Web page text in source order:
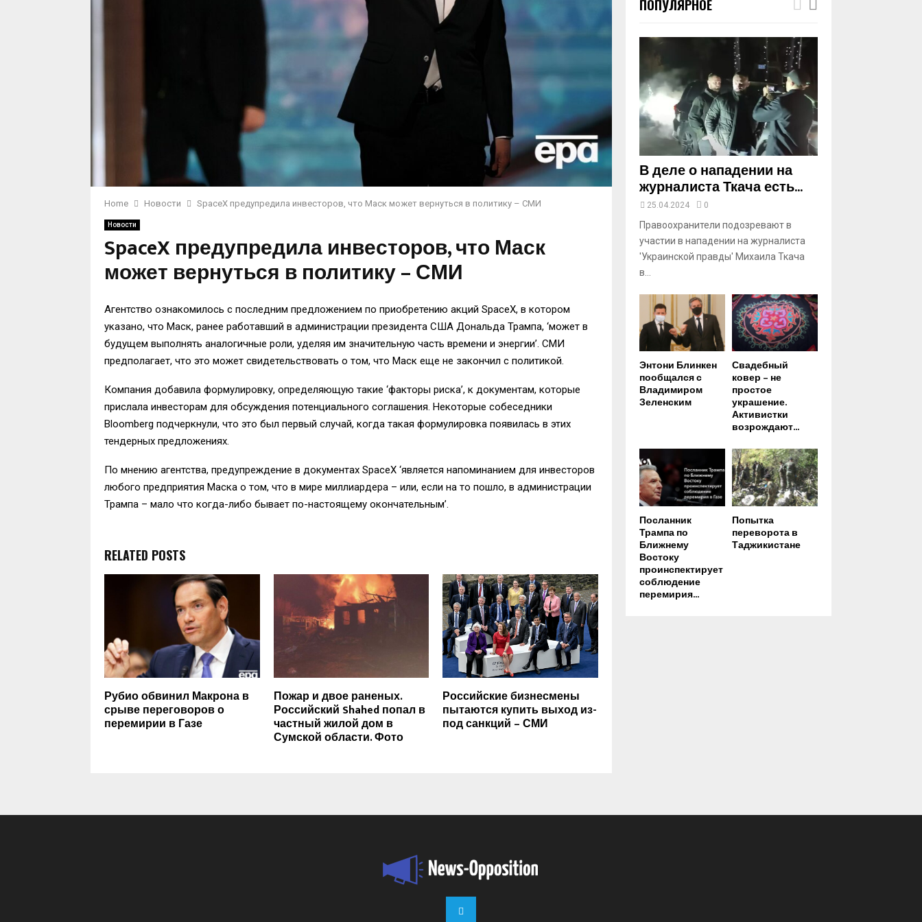
Home Новости SpaceX предупредила инвесторов, что Маск может вернуться в политику – СМИ
Новости
SpaceX предупредила инвесторов, что Маск
может вернуться в политику – СМИ
Агентство ознакомилось с последним предложением по приобретению акций SpaceX, в котором
указано, что Маск, ранее работавший в администрации президента США Дональда Трампа, ‘может в
будущем выполнять аналогичные роли, уделяя им значительную часть времени и энергии’. СМИ
предполагает, что это может свидетельствовать о том, что Маск еще не закончил с политикой.
Компания добавила формулировку, определяющую такие ‘факторы риска’, к документам, которые
прислала инвесторам для обсуждения потенциального соглашения. Некоторые собеседники
Bloomberg подчеркнули, что это был первый случай, когда такая формулировка появилась в этих
тендерных предложениях.
По мнению агентства, предупреждение в документах SpaceX ‘является напоминанием для инвесторов
любого предприятия Маска о том, что в мире миллиардера – или, если на то пошло, в администрации
Трампа – мало что когда-либо бывает по-настоящему окончательным’.
RELATED POSTS
Рубио обвинил Макрона в
срыве переговоров о
перемирии в Газе
Пожар и двое раненых.
Российский Shahed попал в
частный жилой дом в
Сумской области. Фото
Российские бизнесмены
пытаются купить выход из-
под санкций – СМИ
m
y
o
u
b
e
ПОПУЛЯРНОЕ
В деле о нападении на
журналиста Ткача есть...
25.04.2024 0
Правоохранители подозревают в
участии в нападении на журналиста
'Украинской правды' Михаила Ткача
в...
Энтони Блинкен
пообщался с
Владимиром
Зеленским
Свадебный
ковер – не
простое
украшение.
Активистки
возрождают...
Посланник
Трампа по
Ближнему
Востоку
проинспектирует
соблюдение
перемирия...
Попытка
переворота в
Таджикистане